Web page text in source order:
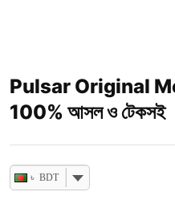
Pulsar Original
100% আসল ও টেকসই
৳ BDT